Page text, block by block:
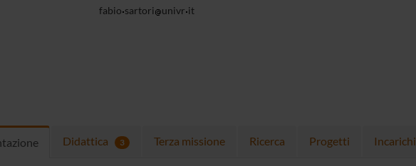
fabio sartori univr it
Didattica 3 Terza missione Ricerca Progetti Incarichi